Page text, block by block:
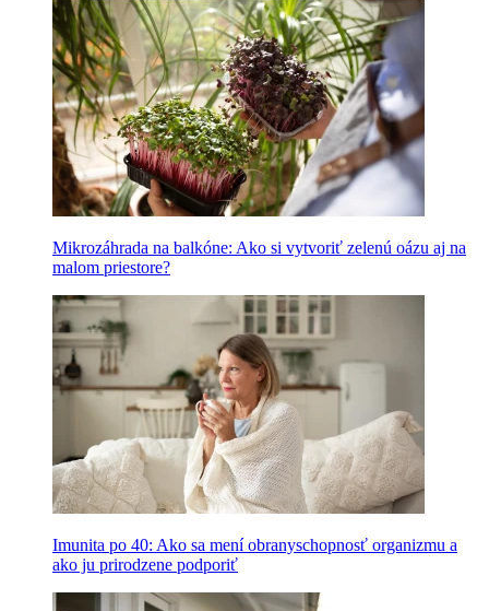
Mikrozáhrada na balkóne: Ako si vytvoriť zelenú oázu aj na
malom priestore?
Imunita po 40: Ako sa mení obranyschopnosť organizmu a
ako ju prirodzene podporiť